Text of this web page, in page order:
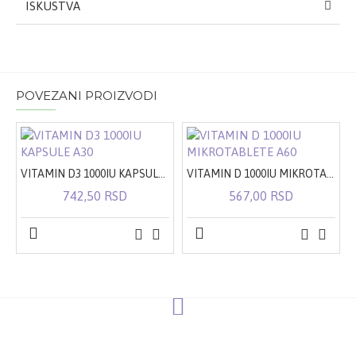
ISKUSTVA
POVEZANI PROIZVODI
742,50 RSD
VITAMIN D 1000IU MIKROTABLETE A60
567,00 RSD